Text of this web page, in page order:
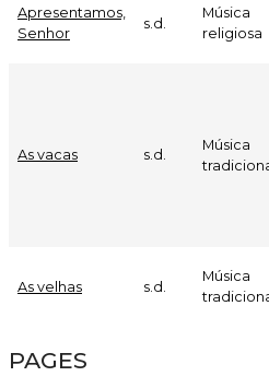
Apresentamos,
Senhor
s.d.
Música
religiosa
As vacas s.d.
Música
As velhas s.d.
Música
PAGES